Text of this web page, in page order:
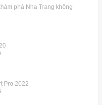
phá Nha Trang không
Pro 2022